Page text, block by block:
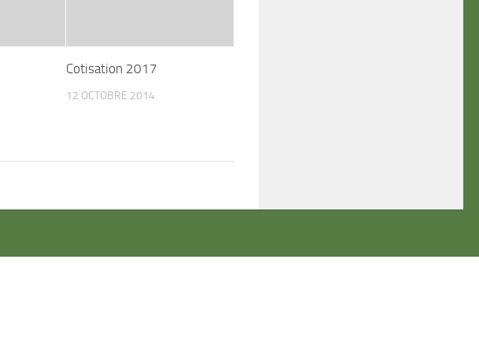
Cotisation 2017
12 OCTOBRE 2014